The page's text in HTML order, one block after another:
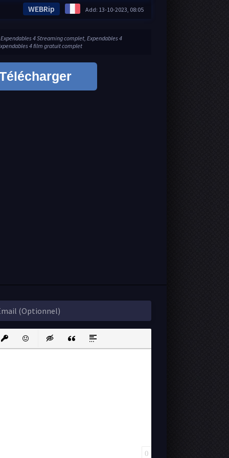
Add: 13-10-2023, 08:05
WEBRip
4 Streaming complet, Expendables 4
4 film gratuit complet
protected link
EmoticonsInsert hidden text
Insert QuoteInsert spoiler
0